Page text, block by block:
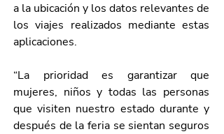
a la ubicación y los datos relevantes de
los viajes realizados mediante estas
aplicaciones.
“La prioridad es garantizar que
mujeres, niños y todas las personas
que visiten nuestro estado durante y
después de la feria se sientan seguros